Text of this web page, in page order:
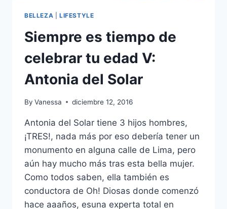
BELLEZA LIFESTYLE
Siempre es tiempo de
celebrar tu edad V:
Antonia del Solar
By Vanessa diciembre 12, 2016
Antonia del Solar tiene 3 hijos hombres,
¡TRES!, nada más por eso debería tener un
monumento en alguna calle de Lima, pero
aún hay mucho más tras esta bella mujer.
Como todos saben, ella también es
conductora de Oh! Diosas donde comenzó
hace aaaños, esuna experta total en